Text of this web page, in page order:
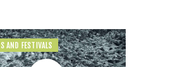
AND FESTIVALS